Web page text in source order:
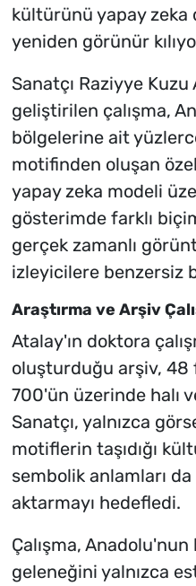
kültürünü yapay zeka
yeniden görünür
Sanatçı Raziyye
geliştirilen çalışma,
bölgelerine ait
motifinden oluşan
yapay zeka modeli
gösterimde farklı
gerçek zamanlı
izleyicilere benzersiz
Araştırma ve Arşiv
Atalay'ın doktora
oluşturduğu arşiv, 48
700'ün üzerinde halı
Sanatçı, yalnızca
motiflerin taşıdığı
sembolik anlamları
aktarmayı hedefledi.
Çalışma, Anadolu'nun
geleneğini yalnızca